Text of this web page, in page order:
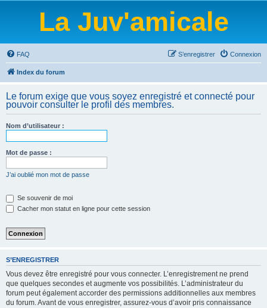
La Juv'amicale
FAQ Connexion
S’enregistrer
Index du forum
Le forum exige que vous soyez enregistré et connecté pour
pouvoir consulter le profil des membres.
Nom d’utilisateur :
Mot de passe :
J’ai oublié mon mot de passe
Se souvenir de moi
Cacher mon statut en ligne pour cette session
S’ENREGISTRER
Vous devez être enregistré pour vous connecter. L’enregistrement ne prend
que quelques secondes et augmente vos possibilités. L’administrateur du
forum peut également accorder des permissions additionnelles aux membres
du forum. Avant de vous enregistrer, assurez-vous d’avoir pris connaissance